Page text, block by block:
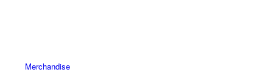
Merchandise